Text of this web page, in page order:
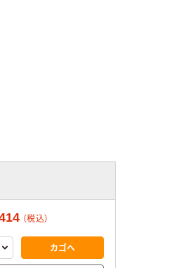
（税込）
カゴへ